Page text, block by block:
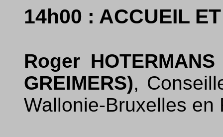
14h00 : ACCUEIL
Roger
GREIMERS),
Wallonie-Bruxelles en